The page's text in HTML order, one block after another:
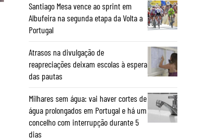
Santiago Mesa vence ao sprint em
Albufeira na segunda etapa da Volta a
Portugal
Atrasos na divulgação de
reapreciações deixam escolas à espera
das pautas
Milhares sem água: vai haver cortes de
água prolongados em Portugal e há um
concelho com interrupção durante 5
dias